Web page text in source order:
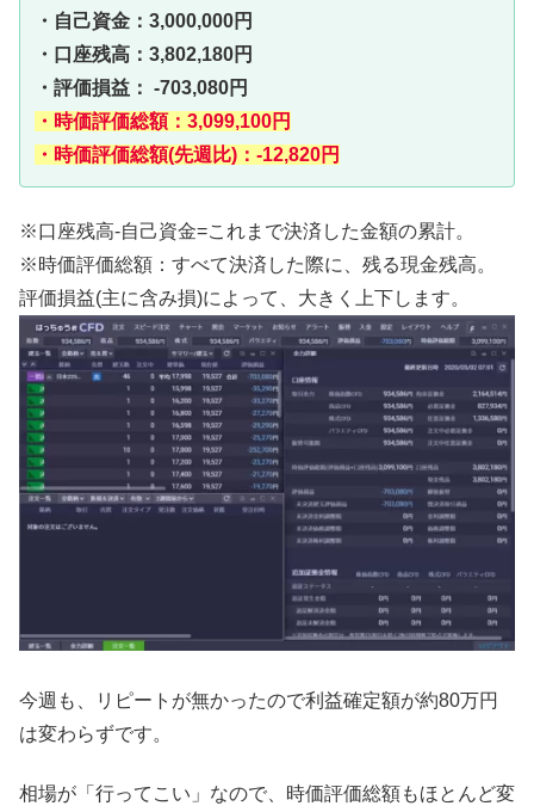
・自己資金：3,000,000円
・口座残高：3,802,180円
・評価損益： -703,080円
・時価評価総額：3,099,100円
・時価評価総額(先週比)：-12,820円
※口座残高-自己資金=これまで決済した金額の累計。
※時価評価総額：すべて決済した際に、残る現金残高。
評価損益(主に含み損)によって、大きく上下します。
今週も、リピートが無かったので利益確定額が約80万円
は変わらずです。
相場が「行ってこい」なので、時価評価総額もほとんど変